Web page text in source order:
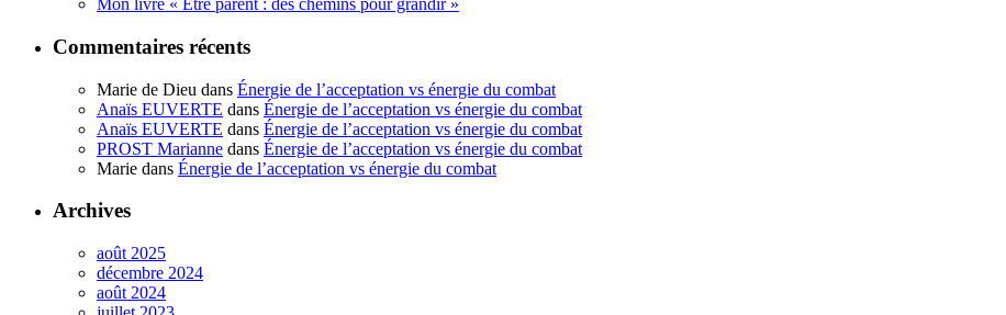
Mon livre « Etre parent : des chemins pour grandir »
Commentaires récents
Marie de Dieu dans Énergie de l’acceptation vs énergie du combat
Anaïs EUVERTE dans Énergie de l’acceptation vs énergie du combat
Anaïs EUVERTE dans Énergie de l’acceptation vs énergie du combat
PROST Marianne dans Énergie de l’acceptation vs énergie du combat
Marie dans Énergie de l’acceptation vs énergie du combat
Archives
août 2025
décembre 2024
août 2024